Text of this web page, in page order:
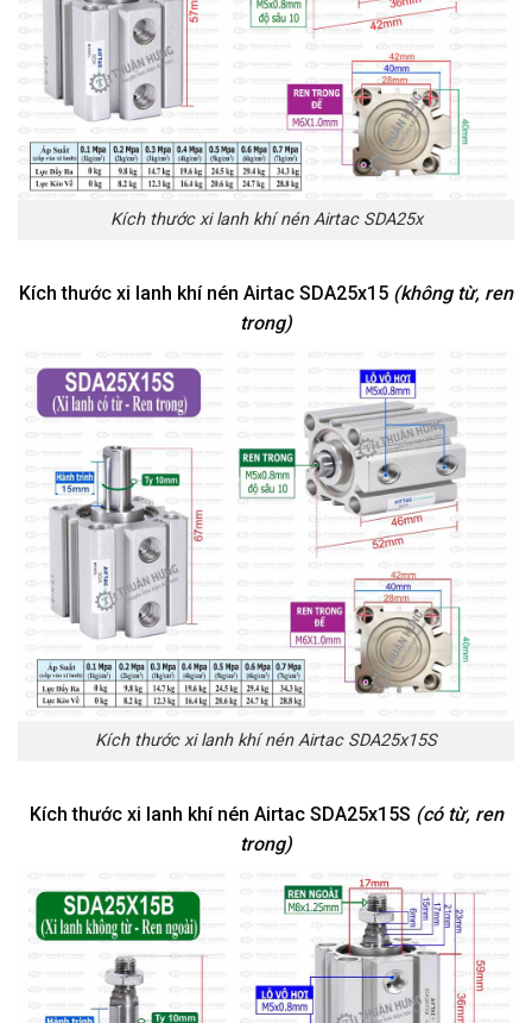
Kích thước xi lanh khí nén Airtac SDA25x
Kích thước xi lanh khí nén Airtac SDA25x15 (không từ, ren
trong)
Kích thước xi lanh khí nén Airtac SDA25x15S
Kích thước xi lanh khí nén Airtac SDA25x15S (có từ, ren
trong)